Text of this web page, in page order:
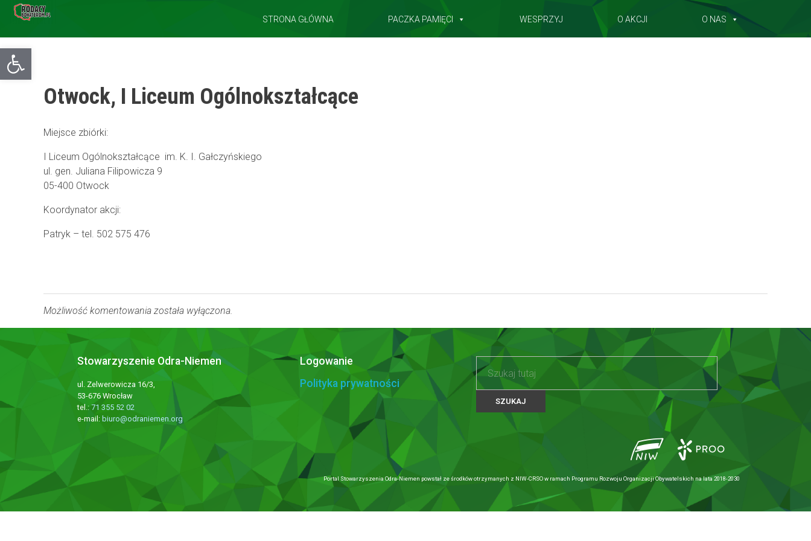
Otwórz pasek narzędzi
STRONA GŁÓWNA PACZKA PAMIĘCI WESPRZYJ O AKCJI O NAS
Otwock, I Liceum Ogólnokształcące
Miejsce zbiórki:
I Liceum Ogólnokształcące im. K. I. Gałczyńskiego
ul. gen. Juliana Filipowicza 9
05-400 Otwock
Koordynator akcji:
Patryk – tel. 502 575 476
Możliwość komentowania została wyłączona.
Stowarzyszenie Odra-Niemen
ul. Zelwerowicza 16/3,
53-676 Wrocław
tel.: 71 355 52 02
e-mail: biuro@odraniemen.org
Logowanie
Polityka prywatności
Portal Stowarzyszenia Odra-Niemen powstał ze środków otrzymanych z NIW-CRSO w ramach Programu Rozwoju Organizacji Obywatelskich na lata 2018-2030